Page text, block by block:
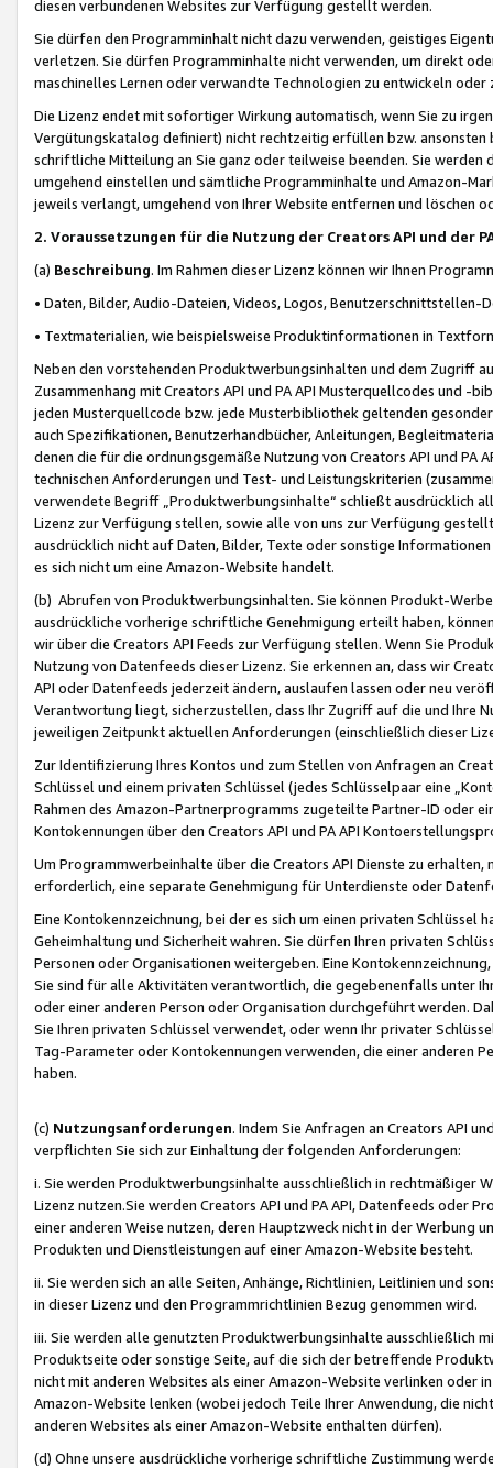
diesen verbundenen Websites zur Verfügung gestellt werden.
Sie dürfen den Programminhalt nicht dazu verwenden, geistiges
verletzen. Sie dürfen Programminhalte nicht verwenden, um direkt
maschinelles Lernen oder verwandte Technologien zu entwickeln
Die Lizenz endet mit sofortiger Wirkung automatisch, wenn Sie zu
Vergütungskatalog definiert) nicht rechtzeitig erfüllen bzw. ansonsten
schriftliche Mitteilung an Sie ganz oder teilweise beenden. Sie werden
umgehend einstellen und sämtliche Programminhalte und Amazon-
jeweils verlangt, umgehend von Ihrer Website entfernen und löschen
2. Voraussetzungen für die Nutzung der Creators API und der
(a) Beschreibung. Im Rahmen dieser Lizenz können wir Ihnen
• Daten, Bilder, Audio-Dateien, Videos, Logos, Benutzerschnittstellen-
• Textmaterialien, wie beispielsweise Produktinformationen in
Neben den vorstehenden Produktwerbungsinhalten und dem Zugriff
Zusammenhang mit Creators API und PA API Musterquellcodes und
jeden Musterquellcode bzw. jede Musterbibliothek geltenden
auch Spezifikationen, Benutzerhandbücher, Anleitungen,
denen die für die ordnungsgemäße Nutzung von Creators API und PA
technischen Anforderungen und Test- und Leistungskriterien
verwendete Begriff „Produktwerbungsinhalte“ schließt ausdrücklich
Lizenz zur Verfügung stellen, sowie alle von uns zur Verfügung
ausdrücklich nicht auf Daten, Bilder, Texte oder sonstige
es sich nicht um eine Amazon-Website handelt.
(b) Abrufen von Produktwerbungsinhalten. Sie können Produkt-
ausdrückliche vorherige schriftliche Genehmigung erteilt haben,
wir über die Creators API Feeds zur Verfügung stellen. Wenn Sie
Nutzung von Datenfeeds dieser Lizenz. Sie erkennen an, dass wir
API oder Datenfeeds jederzeit ändern, auslaufen lassen oder neu
Verantwortung liegt, sicherzustellen, dass Ihr Zugriff auf die und Ihre
jeweiligen Zeitpunkt aktuellen Anforderungen (einschließlich dieser
Zur Identifizierung Ihres Kontos und zum Stellen von Anfragen an
Schlüssel und einem privaten Schlüssel (jedes Schlüsselpaar eine
Rahmen des Amazon-Partnerprogramms zugeteilte Partner-ID oder
Kontokennungen über den Creators API und PA API
Um Programmwerbeinhalte über die Creators API Dienste zu
erforderlich, eine separate Genehmigung für Unterdienste oder
Eine Kontokennzeichnung, bei der es sich um einen privaten
Geheimhaltung und Sicherheit wahren. Sie dürfen Ihren privaten
Personen oder Organisationen weitergeben. Eine
Sie sind für alle Aktivitäten verantwortlich, die gegebenenfalls unter
oder einer anderen Person oder Organisation durchgeführt werden.
Sie Ihren privaten Schlüssel verwendet, oder wenn Ihr privater
Tag-Parameter oder Kontokennungen verwenden, die einer anderen
haben.
(c) Nutzungsanforderungen. Indem Sie Anfragen an Creators API
verpflichten Sie sich zur Einhaltung der folgenden Anforderungen:
i. Sie werden Produktwerbungsinhalte ausschließlich in rechtmäßiger
Lizenz nutzen.Sie werden Creators API und PA API, Datenfeeds oder
einer anderen Weise nutzen, deren Hauptzweck nicht in der Werbung
Produkten und Dienstleistungen auf einer Amazon-Website besteht.
ii. Sie werden sich an alle Seiten, Anhänge, Richtlinien, Leitlinien und
in dieser Lizenz und den Programmrichtlinien Bezug genommen wird.
iii. Sie werden alle genutzten Produktwerbungsinhalte ausschließlich
Produktseite oder sonstige Seite, auf die sich der betreffende
nicht mit anderen Websites als einer Amazon-Website verlinken oder
Amazon-Website lenken (wobei jedoch Teile Ihrer Anwendung, die
anderen Websites als einer Amazon-Website enthalten dürfen).
(d) Ohne unsere ausdrückliche vorherige schriftliche Zustimmung